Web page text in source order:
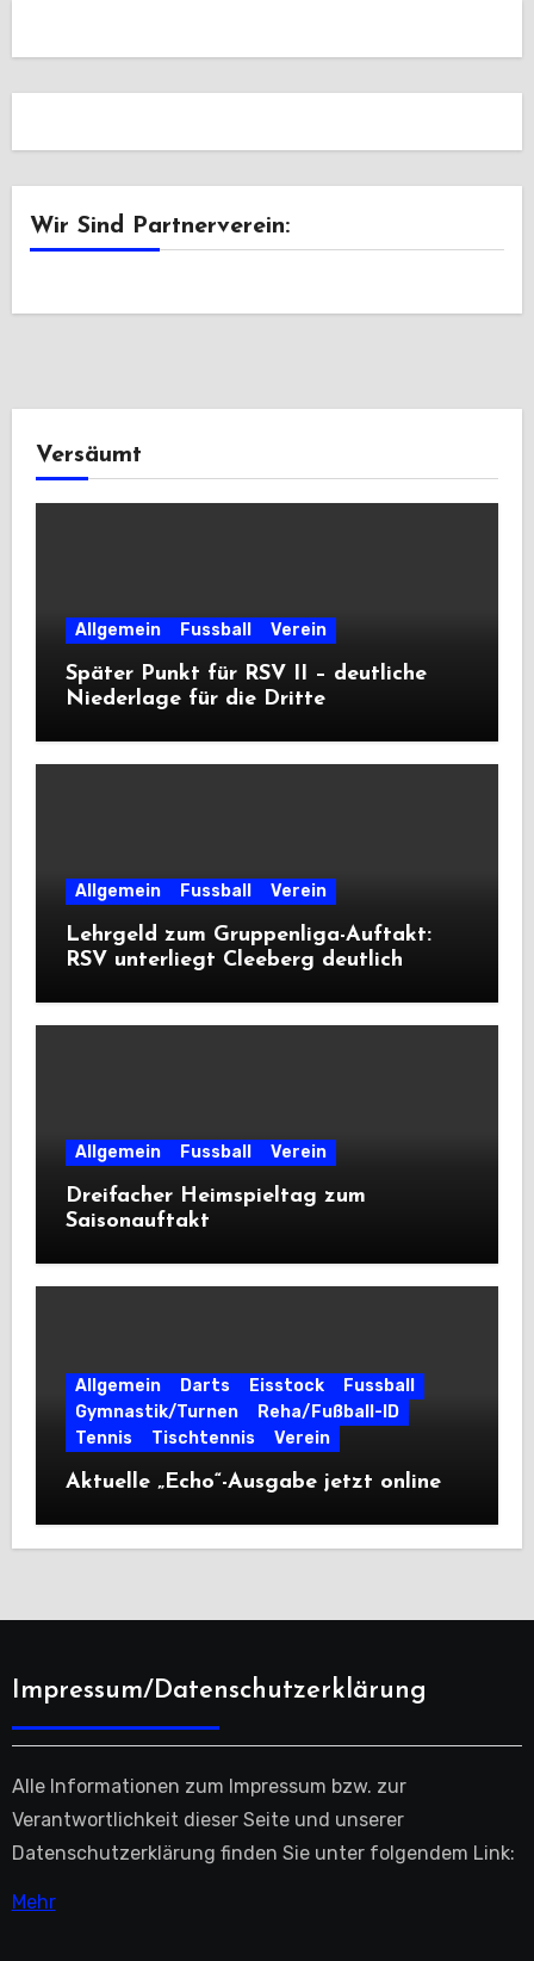
Wir Sind Partnerverein:
Versäumt
Allgemein Fussball Verein
Später Punkt für RSV II – deutliche
Niederlage für die Dritte
Allgemein Fussball Verein
Lehrgeld zum Gruppenliga-Auftakt:
RSV unterliegt Cleeberg deutlich
Allgemein Fussball Verein
Dreifacher Heimspieltag zum
Saisonauftakt
Allgemein Darts Eisstock
Fussball
Gymnastik/Turnen
Reha/Fußball-ID
Tennis
Tischtennis Verein
Aktuelle „Echo“-Ausgabe jetzt online
Impressum/Datenschutzerklärung
Alle Informationen zum Impressum bzw. zur
Verantwortlichkeit dieser Seite und unserer
Datenschutzerklärung finden Sie unter folgendem Link:
Mehr